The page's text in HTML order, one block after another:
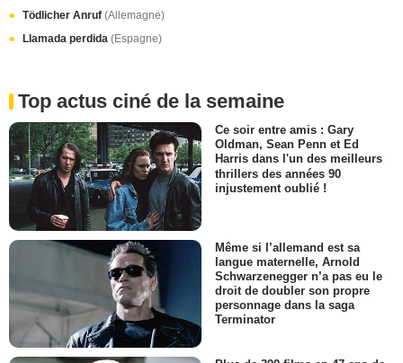
Tödlicher Anruf (Allemagne)
Llamada perdida (Espagne)
Top actus ciné de la semaine
Ce soir entre amis : Gary
Oldman, Sean Penn et Ed
Harris dans l'un des meilleurs
thrillers des années 90
injustement oublié !
Même si l’allemand est sa
langue maternelle, Arnold
Schwarzenegger n’a pas eu le
droit de doubler son propre
personnage dans la saga
Terminator